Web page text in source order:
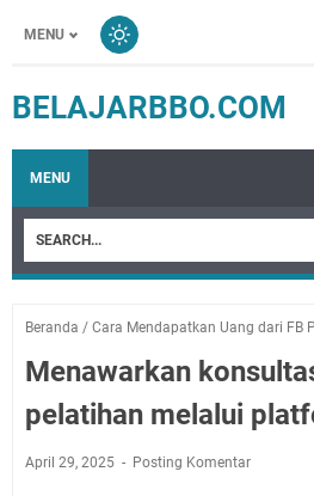
MENU
BELAJARBBO.COM
MENU
Beranda / Cara Mendapatkan Uang dari FB
Menawarkan
pelatihan melalui
April 29, 2025 Posting Komentar